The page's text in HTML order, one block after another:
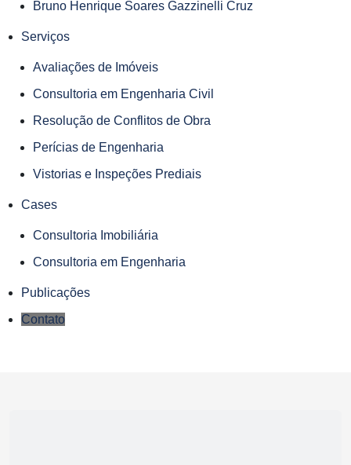
Bruno Henrique Soares Gazzinelli Cruz
Serviços
Avaliações de Imóveis
Consultoria em Engenharia Civil
Resolução de Conflitos de Obra
Perícias de Engenharia
Vistorias e Inspeções Prediais
Cases
Consultoria Imobiliária
Consultoria em Engenharia
Publicações
Contato